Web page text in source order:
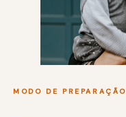
MODO DE PREPARAÇÃO